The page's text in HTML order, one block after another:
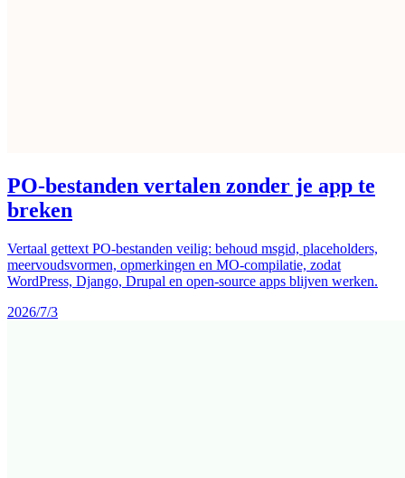
PO-bestanden vertalen zonder je app te
breken
Vertaal gettext PO-bestanden veilig: behoud msgid, placeholders,
meervoudsvormen, opmerkingen en MO-compilatie, zodat
WordPress, Django, Drupal en open-source apps blijven werken.
2026/7/3